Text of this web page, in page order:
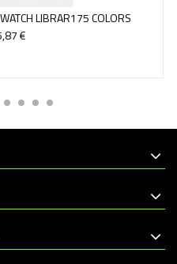
LIBRAR175 COLORS
€